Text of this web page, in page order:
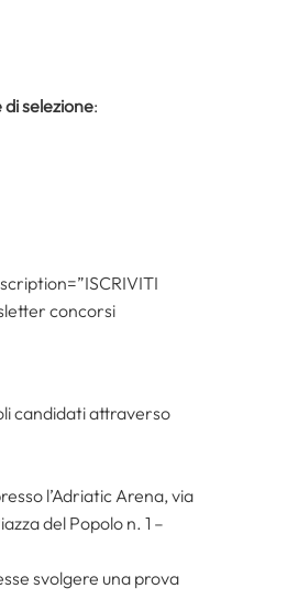
selezione:
concorsi
candidati attraverso
l’Adriatic Arena, via
del Popolo n. 1 –
svolgere una prova